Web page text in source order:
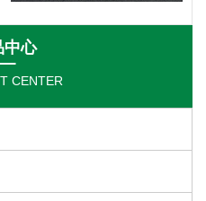
中心
CENTER